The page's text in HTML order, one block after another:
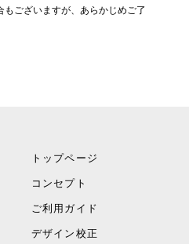
ございますが、あらかじめご了
トップページ
コンセプト
ご利用ガイド
デザイン校正